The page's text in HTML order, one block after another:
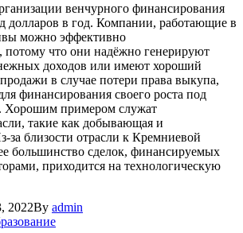
венчурного финансирования
долларов в год. Компании, работающие в
можно эффективно
потому что они надёжно генерируют
доходов или имеют хороший
в случае потери права выкупа,
финансирования своего роста под
Хорошим примером служат
такие как добывающая и
за близости отрасли к Кремниевой
большинство сделок, финансируемых
приходится на технологическую
2022By admin